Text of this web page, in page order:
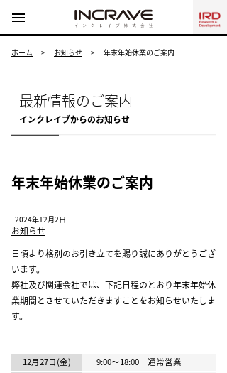
ホーム > お知らせ > 年末年始休業のご案内
最新情報のご案内
インクレイブからのお知らせ
年末年始休業のご案内
2024年12月2日
お知らせ
日頃より格別のお引き立てを賜り誠にありがとうござ
います。
弊社及び関連会社では、下記日程のとおり年末年始休
業期間とさせていただきますことをお知らせいたしま
す。
12月27日(金)
9:00～18:00 通常営業